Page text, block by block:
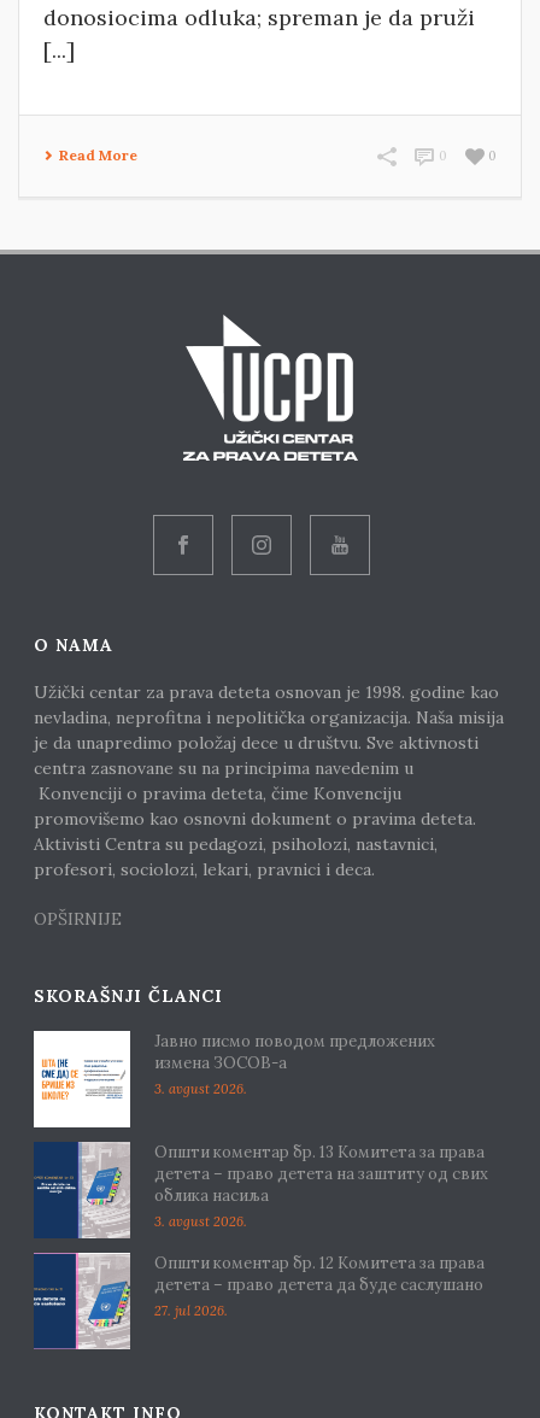
donosiocima odluka; spreman je da pruži
[...]
Read More 0
0
O NAMA
Užički centar za prava deteta osnovan je 1998. godine kao
nevladina, neprofitna i nepolitička organizacija. Naša misija
je da unapredimo položaj dece u društvu. Sve aktivnosti
centra zasnovane su na principima navedenim u
Konvenciji o pravima deteta, čime Konvenciju
promovišemo kao osnovni dokument o pravima deteta.
Aktivisti Centra su pedagozi, psiholozi, nastavnici,
profesori, sociolozi, lekari, pravnici i deca.
OPŠIRNIJE
SKORAŠNJI ČLANCI
Јавно писмо поводом предложених
измена ЗОСОВ-а
3. avgust 2026.
Општи коментар бр. 13 Комитета за права
детета – право детета на заштиту од свих
облика насиља
3. avgust 2026.
Општи коментар бр. 12 Комитета за права
детета – право детета да буде саслушано
27. jul 2026.
KONTAKT INFO